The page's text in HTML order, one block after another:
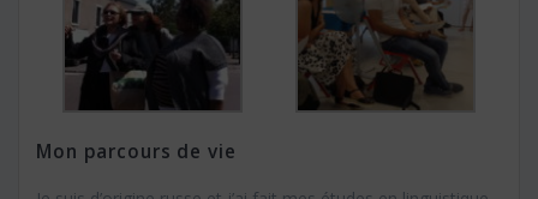
Mon parcours de vie